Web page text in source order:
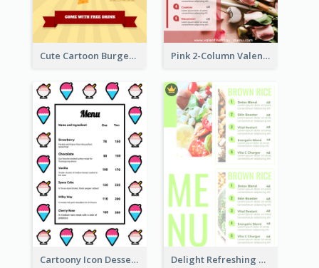
Cute Cartoon Burger Restaurant Menu Design Pink 2-Column Valentine's Day Menu For Tea
Cartoony Icon Dessert Menu Design Ideas Delight Refreshing Green Menu Design Idea